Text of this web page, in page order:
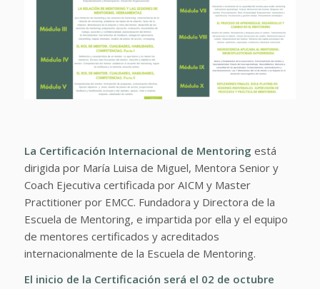
La Certificación Internacional de Mentoring está
dirigida por María Luisa de Miguel, Mentora Senior y
Coach Ejecutiva certificada por AICM y Master
Practitioner por EMCC. Fundadora y Directora de la
Escuela de Mentoring, e impartida por ella y el equipo
de mentores certificados y acreditados
internacionalmente de la Escuela de Mentoring.
El inicio de la Certificación será el 02 de octubre